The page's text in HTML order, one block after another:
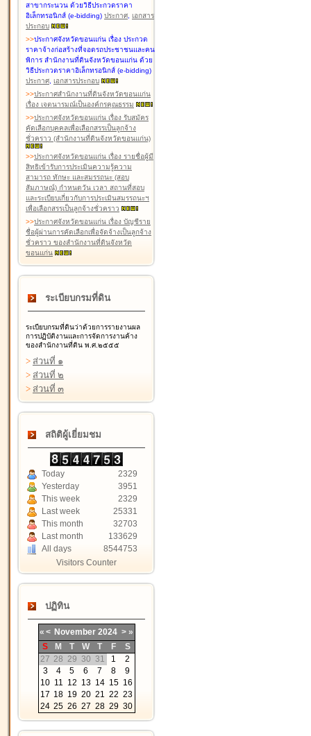
สาขากระนวน ด้วยวิธีประกวดราคา
อิเล็กทรอนิกส์ (e-bidding) ประกาศ, เอกสาร
ประกอบ
>>ประกาศจังหวัดขอนแก่น เรื่อง ประกวด
ราคาจ้างก่อสร้างที่จอดรถประชาชนและคน
พิการ สำนักงานที่ดินจังหวัดขอนแก่น ด้วย
วิธีประกวดราคาอิเล็กทรอนิกส์ (e-bidding)
ประกาศ, เอกสารประกอบ
>>ประกาศสำนักงานที่ดินจังหวัดขอนแก่น
เรื่อง เจตนารมณ์เป็นองค์กรคุณธรรม
>>ประกาศจังหวัดขอนแก่น เรื่อง รับสมัคร
คัดเลือกบุคคลเพื่อเลือกสรรเป็นลูกจ้าง
ชั่วคราว (สำนักงานที่ดินจังหวัดขอนแก่น)
>>ประกาศจังหวัดขอนแก่น เรื่อง รายชื่อผู้มี
สิทธิเข้ารับการประเมินความรู้ความ
สามารถ ทักษะ และสมรรถนะ (สอบ
สัมภาษณ์) กำหนดวัน เวลา สถานที่สอบ
และระเบียบเกี่ยวกับการประเมินสมรรถนะฯ
เพื่อเลือกสรรเป็นลูกจ้างชั่วคราว
>>ประกาศจังหวัดขอนแก่น เรื่อง บัญชีราย
ชื่อผู้ผ่านการคัดเลือกเพื่อจัดจ้างเป็นลูกจ้าง
ชั่วคราว ของสำนักงานที่ดินจังหวัด
ขอนแก่น
ระเบียบกรมที่ดิน
ระเบียบกรมที่ดินว่าด้วยการรายงานผล
การปฏิบัติงานและการจัดการงานค้าง
ของสำนักงานที่ดิน พ.ศ.๒๕๕๕
> ส่วนที่ ๑
> ส่วนที่ ๒
> ส่วนที่ ๓
สถิติผู้เยี่ยมชม
Today
2329
Yesterday
3951
This week
2329
Last week
25331
This month
32703
Last month
133629
All days
8544753
Visitors Counter
ปฏิทิน
« < November 2024 > »
S
M T W T F
S
27 28 29 30 31 1
2
3
4 5 6 7 8
9
10 11 12 13 14 15 16
17 18 19 20 21 22 23
24 25 26 27 28 29 30